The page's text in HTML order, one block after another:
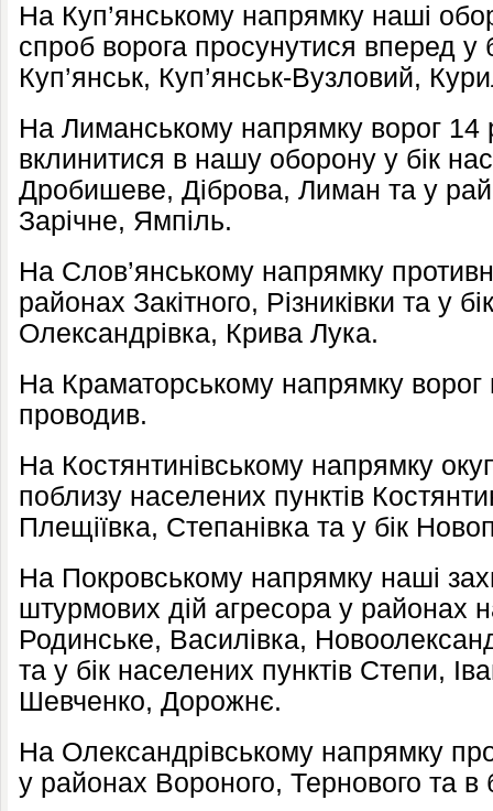
На Куп’янському напрямку наші
спроб ворога просунутися вперед у
Куп’янськ, Куп’янськ-Вузловий,
На Лиманському напрямку ворог 14
вклинитися в нашу оборону у бік
Дробишеве, Діброва, Лиман та у
Зарічне, Ямпіль.
На Слов’янському напрямку
районах Закітного, Різниківки та у
Олександрівка, Крива Лука.
На Краматорському напрямку ворог
проводив.
На Костянтинівському напрямку
поблизу населених пунктів
Плещіївка, Степанівка та у бік
На Покровському напрямку наші
штурмових дій агресора у районах
Родинське, Василівка,
та у бік населених пунктів Степи,
Шевченко, Дорожнє.
На Олександрівському напрямку
у районах Вороного, Тернового та в